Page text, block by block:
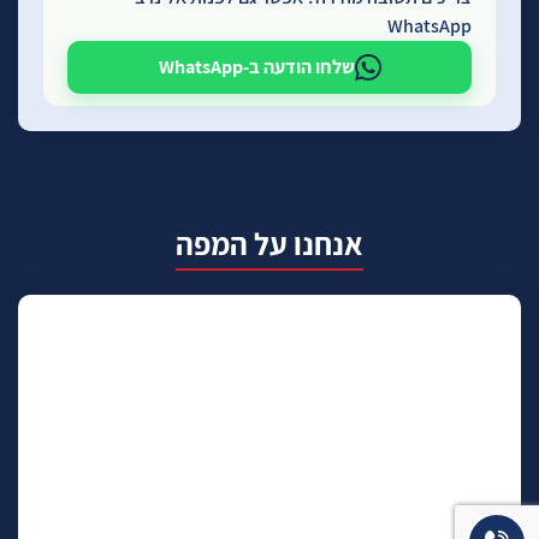
WhatsApp
שלחו הודעה ב-WhatsApp
אנחנו על המפה